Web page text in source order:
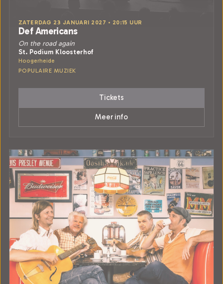
ZATERDAG 23 JANUARI 2027 • 20:15 UUR
Def Americans
On the road again
St. Podium Kloosterhof
Hoogerheide
POPULAIRE MUZIEK
Tickets
Meer info